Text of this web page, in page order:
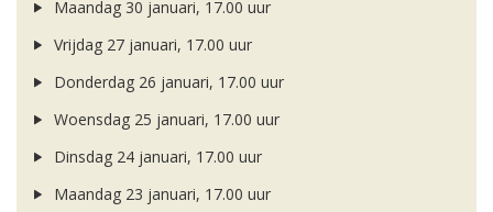
Maandag 30 januari, 17.00 uur
Vrijdag 27 januari, 17.00 uur
Donderdag 26 januari, 17.00 uur
Woensdag 25 januari, 17.00 uur
Dinsdag 24 januari, 17.00 uur
Maandag 23 januari, 17.00 uur